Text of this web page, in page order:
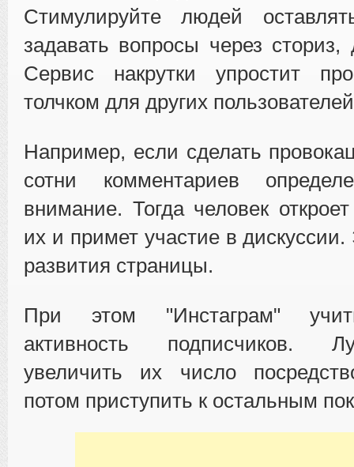
Стимулируйте людей
задавать вопросы через сториз,
Сервис накрутки упростит
толчком для других
Например, если сделать
сотни комментариев
внимание. Тогда человек
их и примет участие в
развития страницы.
При этом "Инстаграм"
активность подписчиков.
увеличить их число
потом приступить к остальным